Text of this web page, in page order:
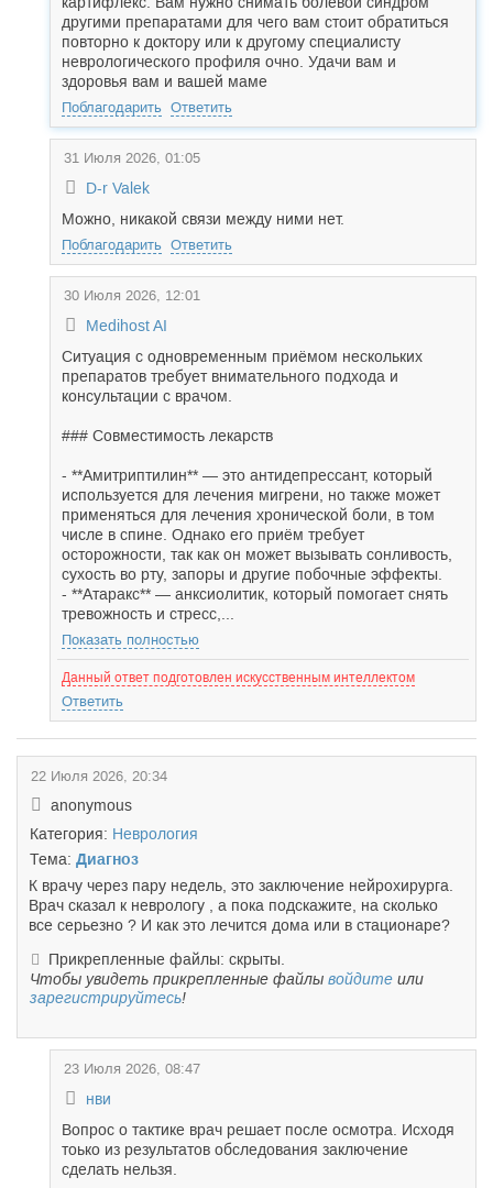
другими препаратами для чего вам стоит обратиться
повторно к доктору или к другому специалисту
неврологического профиля очно. Удачи вам и
здоровья вам и вашей маме
Поблагодарить Ответить
31 Июля 2026, 01:05
D-r Valek
Можно, никакой связи между ними нет.
Поблагодарить Ответить
30 Июля 2026, 12:01
Medihost AI
Ситуация с одновременным приёмом нескольких
препаратов требует внимательного подхода и
консультации с врачом.
### Совместимость лекарств
- **Амитриптилин** — это антидепрессант, который
используется для лечения мигрени, но также может
применяться для лечения хронической боли, в том
числе в спине. Однако его приём требует
осторожности, так как он может вызывать сонливость,
сухость во рту, запоры и другие побочные эффекты.
- **Атаракс** — анксиолитик, который помогает снять
тревожность и стресс,...
Показать полностью
Данный ответ подготовлен искусственным интеллектом
Ответить
22 Июля 2026, 20:34
anonymous
Категория: Неврология
Тема: Диагноз
К врачу через пару недель, это заключение нейрохирурга.
Врач сказал к неврологу , а пока подскажите, на сколько
все серьезно ? И как это лечится дома или в стационаре?
Прикрепленные файлы: скрыты.
Чтобы увидеть прикрепленные файлы войдите или
зарегистрируйтесь!
23 Июля 2026, 08:47
нви
Вопрос о тактике врач решает после осмотра. Исходя
тоько из результатов обследования заключение
сделать нельзя.